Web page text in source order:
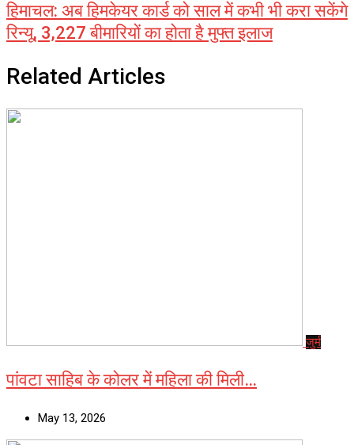
हिमाचल: अब हिमकेयर कार्ड को साल में कभी भी करा सकेंगे
रिन्यू, 3,227 बीमारियों का होता है मुफ्त इलाज
Related Articles
जुर्म
पांवटा साहिब के कोलर में महिला की मिली…
May 13, 2026